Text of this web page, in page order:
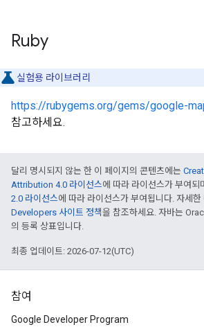
Ruby
실험용 라이브러리
https://rubygems.org/gems/google-
참고하세요.
달리 명시되지 않는 한 이 페이지의 콘텐츠에는
Attribution 4.0 라이선스에 따라 라이선스가 부여되
2.0 라이선스에 따라 라이선스가 부여됩니다. 자세한
Developers 사이트 정책을 참조하세요. 자바는
의 등록 상표입니다.
최종 업데이트: 2026-07-12(UTC)
참여
Google Developer Program